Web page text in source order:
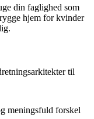
din faglighed som
hjem for kvinder
til
meningsfuld forskel